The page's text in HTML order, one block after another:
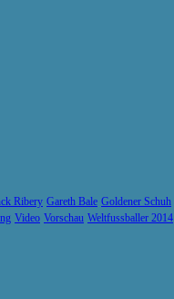
Ribery Gareth Bale Goldener Schuh
Video Vorschau Weltfussballer 2014